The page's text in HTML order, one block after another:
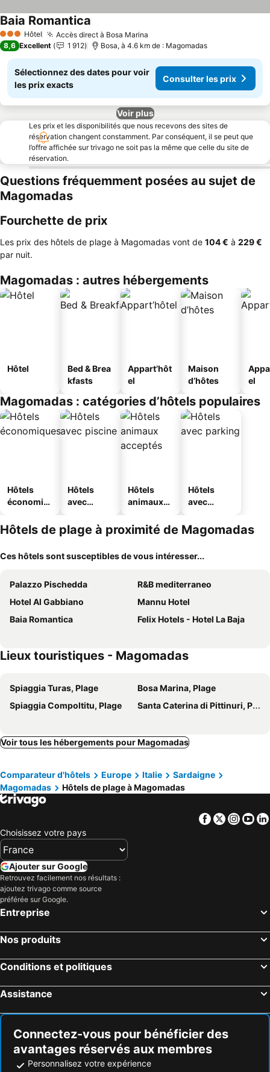
3 ÉtoilesHôtel Accès direct à Bosa Marina
Baia Romantica
8,6 Excellent 1 912 Bosa, à 4.6 km de : Magomadas
Sélectionnez des dates pour voir
les prix exacts
Consulter les prix
Voir plus
Les prix et les disponibilités que nous recevons des sites de
réservation changent constamment. Par conséquent, il se peut que
l’offre affichée sur trivago ne soit pas la même que celle du site de
réservation.
Questions fréquemment posées au sujet de
Magomadas
Fourchette de prix
Les prix des hôtels de plage à Magomadas vont de ‎104 € à ‎229 €
par nuit.
Magomadas : autres hébergements
Hôtel
Bed & Brea
kfasts
Appart’hôt
el
Maison
d’hôtes
el
Magomadas : catégories d’hôtels populaires
Hôtels
économiq
Hôtels
avec
Hôtels
animaux
Hôtels
avec
Hôtels de plage à proximité de Magomadas
Ces hôtels sont susceptibles de vous intéresser...
Palazzo Pischedda
R&B mediterraneo
Hotel Al Gabbiano
Mannu Hotel
Baia Romantica
Felix Hotels - Hotel La Baja
Lieux touristiques - Magomadas
Spiaggia Turas, Plage
Bosa Marina, Plage
Spiaggia Compoltitu, Plage
Santa Caterina di Pittinuri, Plage
Voir tous les hébergements pour Magomadas
Comparateur d'hôtels Europe Italie
Sardaigne
Magomadas
Hôtels de plage à Magomadas
Facebook
Twitter
Choisissez votre pays
Ajouter sur Google
Retrouvez facilement nos résultats :
ajoutez trivago comme source
préférée sur Google.
Entreprise
Nos produits
Conditions et politiques
Assistance
Connectez-vous pour bénéficier des
avantages réservés aux membres
Personnalisez votre expérience